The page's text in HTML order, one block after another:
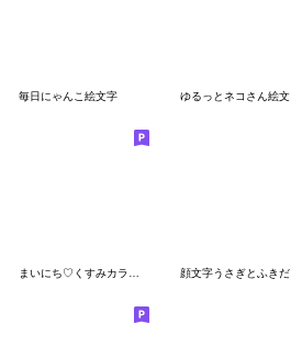
毎日にゃんこ絵文字
まいにち♡くすみカラーの冬ねこ絵文字